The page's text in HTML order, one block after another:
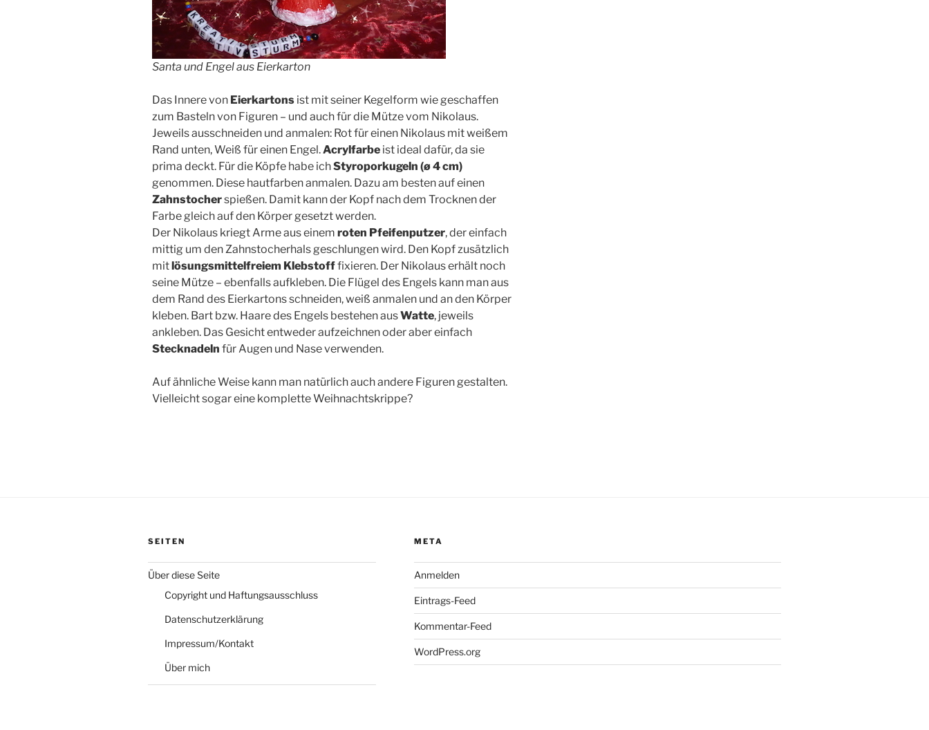
Santa und Engel aus Eierkarton
Das Innere von Eierkartons ist mit seiner Kegelform wie geschaffen
zum Basteln von Figuren – und auch für die Mütze vom Nikolaus.
Jeweils ausschneiden und anmalen: Rot für einen Nikolaus mit weißem
Rand unten, Weiß für einen Engel.Acrylfarbe ist ideal dafür, da sie
prima deckt. Für die Köpfe habe ichStyroporkugeln (ø 4 cm)
genommen. Diese hautfarben anmalen. Dazu am besten auf einen
Zahnstocherspießen. Damit kann der Kopf nach dem Trocknen der
Farbe gleich auf den Körper gesetzt werden.
Der Nikolaus kriegt Arme aus einem roten Pfeifenputzer, der einfach
mittig um den Zahnstocherhals geschlungen wird. Den Kopf zusätzlich
mitlösungsmittelfreiem Klebstofffixieren. Der Nikolaus erhält noch
seine Mütze – ebenfalls aufkleben. Die Flügel des Engels kann man aus
dem Rand des Eierkartons schneiden, weiß anmalen und an den Körper
kleben. Bart bzw. Haare des Engels bestehen ausWatte, jeweils
ankleben. Das Gesicht entweder aufzeichnen oder aber einfach
Stecknadeln für Augen und Nase verwenden.
Auf ähnliche Weise kann man natürlich auch andere Figuren gestalten.
Vielleicht sogar eine komplette Weihnachtskrippe?
SEITEN
Über diese Seite
Copyright und Haftungsausschluss
Datenschutzerklärung
Impressum/Kontakt
Über mich
META
Anmelden
Eintrags-Feed
Kommentar-Feed
WordPress.org